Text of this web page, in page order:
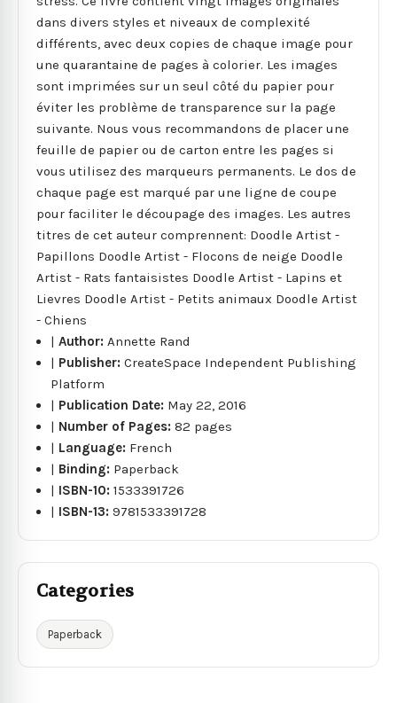
dans divers styles et niveaux de complexité
différents, avec deux copies de chaque image pour
une quarantaine de pages à colorier. Les images
sont imprimées sur un seul côté du papier pour
éviter les problème de transparence sur la page
suivante. Nous vous recommandons de placer une
feuille de papier ou de carton entre les pages si
vous utilisez des marqueurs permanents. Le dos de
chaque page est marqué par une ligne de coupe
pour faciliter le découpage des images. Les autres
titres de cet auteur comprennent: Doodle Artist -
Papillons Doodle Artist - Flocons de neige Doodle
Artist - Rats fantaisistes Doodle Artist - Lapins et
Lievres Doodle Artist - Petits animaux Doodle Artist
- Chiens
|Author:Annette Rand
| Publisher:CreateSpace Independent Publishing
Platform
| Publication Date: May 22, 2016
| Number of Pages:82 pages
| Language: French
| Binding: Paperback
| ISBN-10:1533391726
| ISBN-13:9781533391728
Categories
Paperback